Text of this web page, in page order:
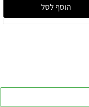
הוסף לסל